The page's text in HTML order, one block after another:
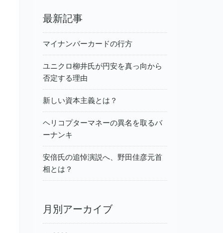
最新記事
マイナンバーカードの行方
ユニクロ柳井氏が円安を真っ向から
否定する理由
新しい資本主義とは？
ヘリコプターマネーの異名を取るバ
ーナンキ
安倍氏の追悼演説へ、野田佳彦元首
相とは？
月別アーカイブ